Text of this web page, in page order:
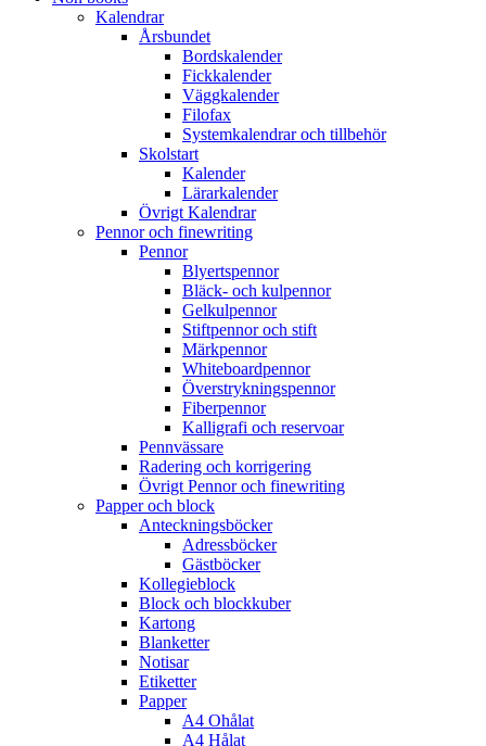
Kalendrar
Årsbundet
Bordskalender
Fickkalender
Väggkalender
Filofax
Systemkalendrar och tillbehör
Skolstart
Kalender
Lärarkalender
Övrigt Kalendrar
Pennor och finewriting
Pennor
Blyertspennor
Bläck- och kulpennor
Gelkulpennor
Stiftpennor och stift
Märkpennor
Whiteboardpennor
Överstrykningspennor
Fiberpennor
Kalligrafi och reservoar
Pennvässare
Radering och korrigering
Övrigt Pennor och finewriting
Papper och block
Anteckningsböcker
Adressböcker
Gästböcker
Kollegieblock
Block och blockkuber
Kartong
Blanketter
Notisar
Etiketter
Papper
A4 Ohålat
A4 Hålat